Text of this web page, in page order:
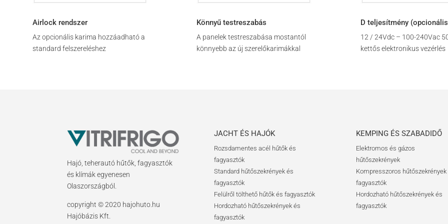
Airlock rendszer
Az opcionális karima hozzáadható a
standard felszereléshez
Könnyű testreszabás
A panelek testreszabása mostantól
könnyebb az új szerelőkarimákkal
D teljesítmény
12 / 24Vdc – 100-240Vac
kettős elektronikus vezérlés
Hajó, teherautó hűtők, fagyasztók
és klímák egyenesen
Olaszországból.
copyright © 2020 hajohuto.hu
Hajóbázis Kft.
JACHT ÉS HAJÓK
Rozsdamentes acél hűtők és
fagyasztók
Standard hűtőszekrények és
fagyasztók
Felülről tölthető hűtők és fagyasztók
Hordozható hűtőszekrények és
fagyasztók
KEMPING ÉS SZABADIDŐ
Elektromos és gázos
hűtőszekrények
Kompresszoros hűtőszekrények
fagyasztók
Hordozható hűtőszekrények és
fagyasztók